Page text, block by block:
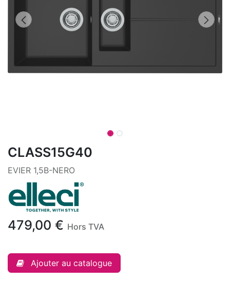
CLASS15G40
EVIER 1,5B-NERO
479,00 € Hors TVA
Ajouter au catalogue